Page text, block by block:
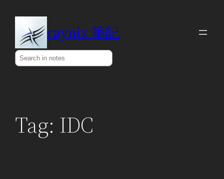
content
raynix 筆記
Search
Tag: IDC